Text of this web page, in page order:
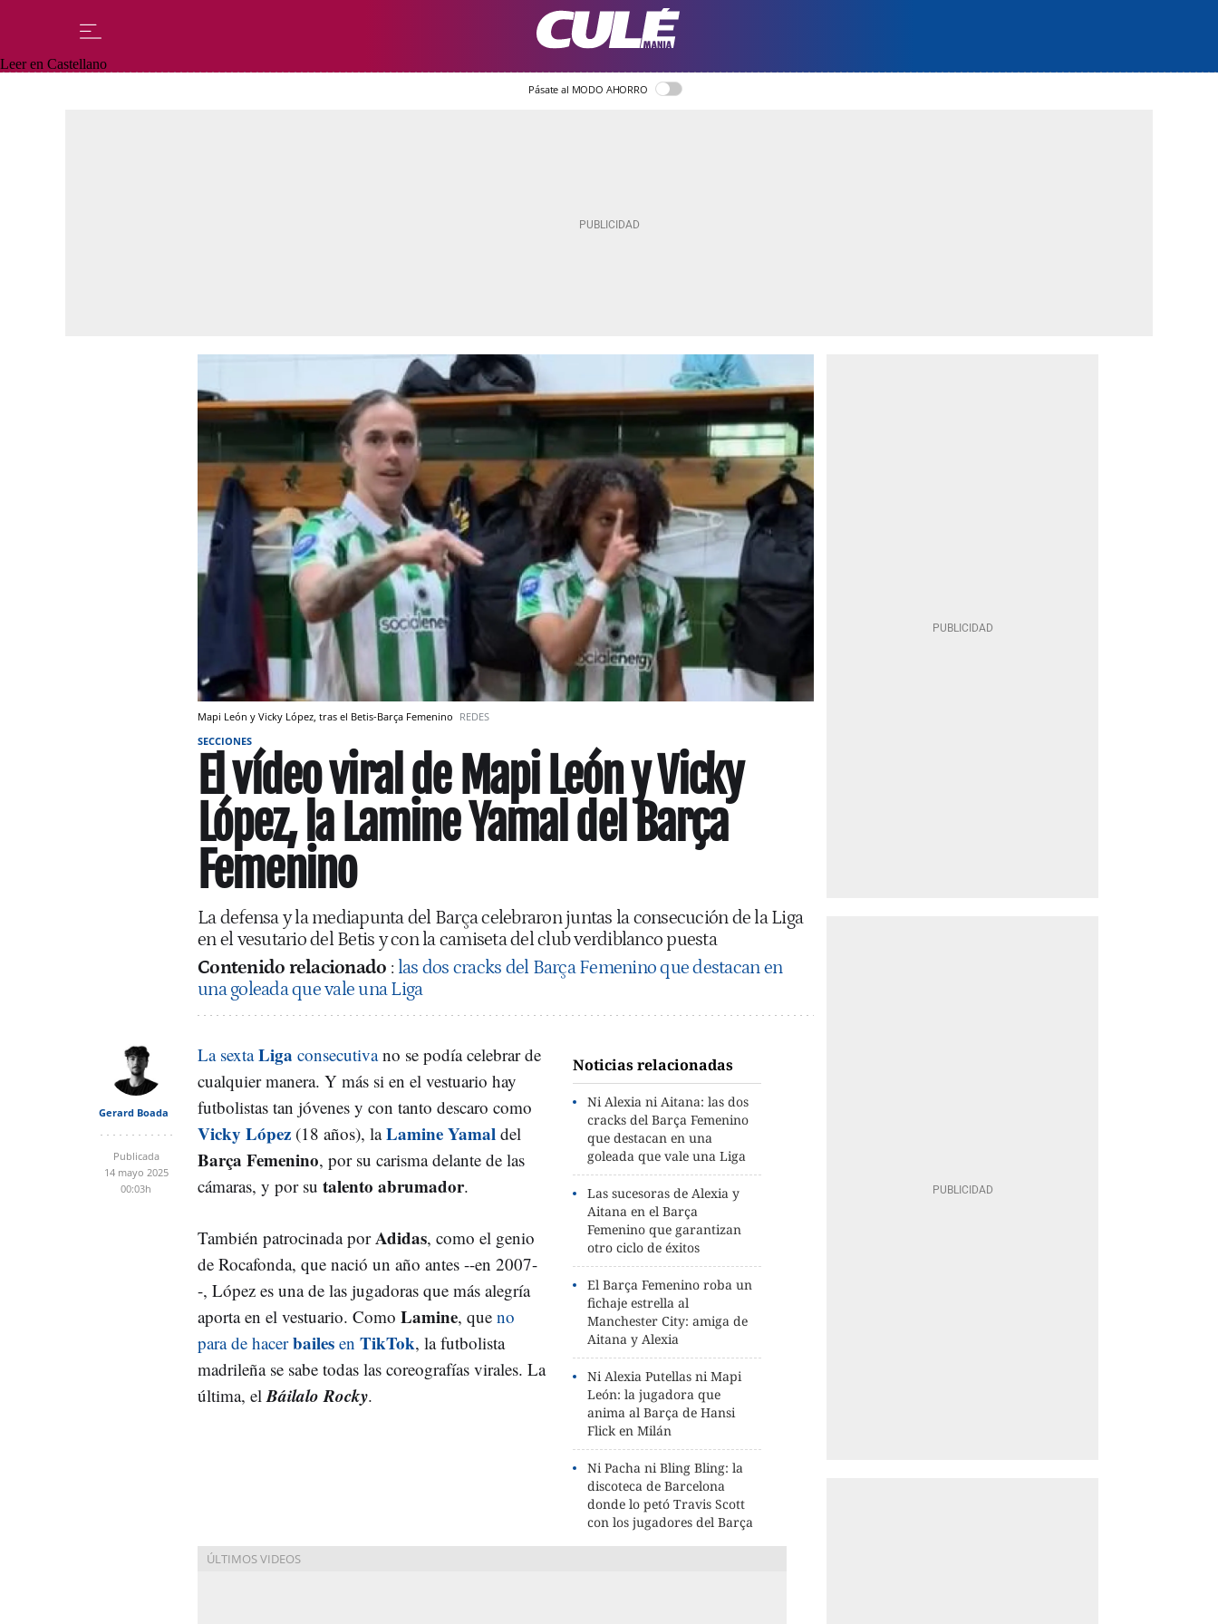
Leer en Castellano
Pásate al MODO AHORRO
Mapi León y Vicky López, tras el Betis-Barça Femenino REDES
SECCIONES
El vídeo viral de Mapi León y Vicky
López, la Lamine Yamal del Barça
Femenino
La defensa y la mediapunta del Barça celebraron juntas la consecución de la Liga
en el vesutario del Betis y con la camiseta del club verdiblanco puesta
Contenido relacionado : las dos cracks del Barça Femenino que destacan en
una goleada que vale una Liga
Gerard Boada
Publicada
14 mayo 2025
00:03h
Noticias relacionadas
Ni Alexia ni Aitana: las dos
cracks del Barça Femenino
que destacan en una
goleada que vale una Liga
Las sucesoras de Alexia y
Aitana en el Barça
Femenino que garantizan
otro ciclo de éxitos
El Barça Femenino roba un
fichaje estrella al
Manchester City: amiga de
Aitana y Alexia
Ni Alexia Putellas ni Mapi
León: la jugadora que
anima al Barça de Hansi
Flick en Milán
Ni Pacha ni Bling Bling: la
discoteca de Barcelona
donde lo petó Travis Scott
con los jugadores del Barça
La sextaLiga consecutivano se podía celebrar de
cualquier manera. Y más si en el vestuario hay
futbolistas tan jóvenes y con tanto descaro como
Vicky López (18 años), laLamine Yamal del
Barça Femenino, por su carisma delante de las
cámaras, y por su talento abrumador.
También patrocinada porAdidas, como el genio
de Rocafonda, que nació un año antes --en 2007-
-, López es una de las jugadoras que más alegría
aporta en el vestuario. Como Lamine, que no
para de hacerbailes en TikTok, la futbolista
madrileña se sabe todas las coreografías virales. La
última, el Báilalo Rocky.